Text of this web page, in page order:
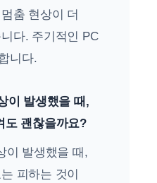
춤 현상이 더
다. 주기적인 PC
니다.
이 발생했을 때,
도 괜찮을까요?
이 발생했을 때,
피하는 것이